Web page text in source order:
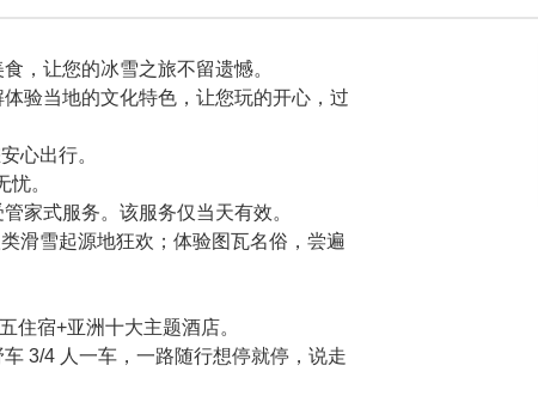
，让您的冰雪之旅不留遗憾。
验当地的文化特色，让您玩的开心，过
心出行。
。
家式服务。该服务仅当天有效。
滑雪起源地狂欢；体验图瓦名俗，尝遍
宿+亚洲十大主题酒店。
3/4 人一车，一路随行想停就停，说走